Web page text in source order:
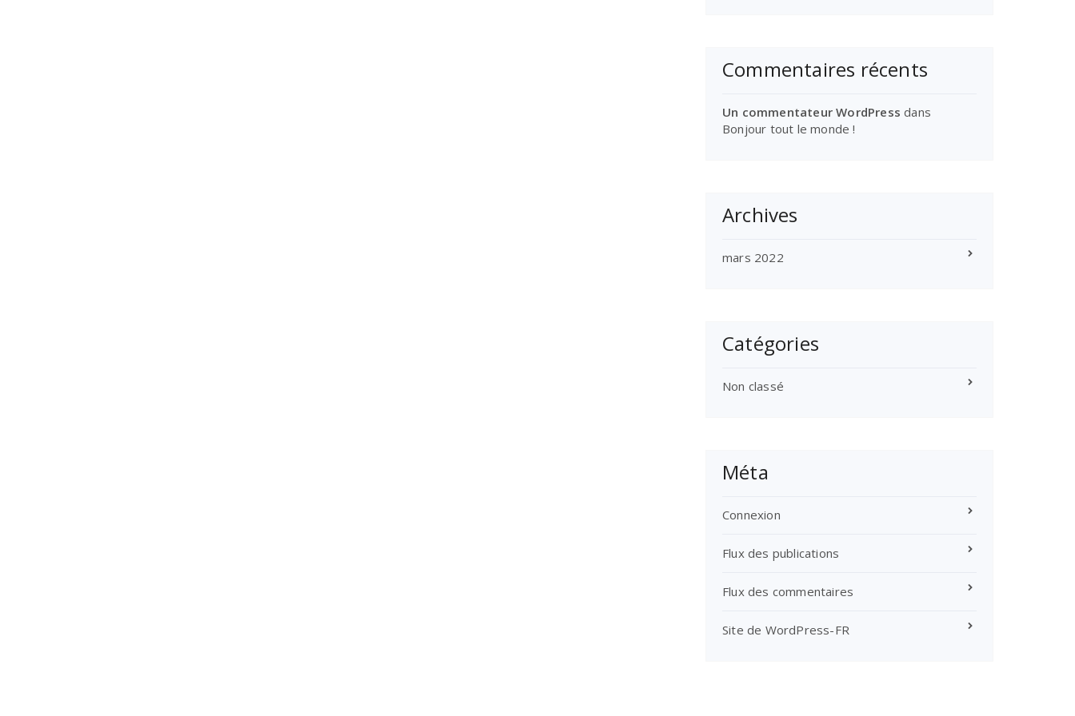
Commentaires récents
Un commentateur WordPress dans
Bonjour tout le monde !
Archives
mars 2022
Catégories
Non classé
Méta
Connexion
Flux des publications
Flux des commentaires
Site de WordPress-FR